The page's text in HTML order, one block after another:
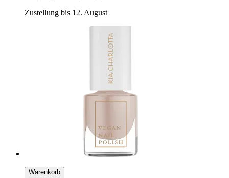
Zustellung bis 12. August
Warenkorb